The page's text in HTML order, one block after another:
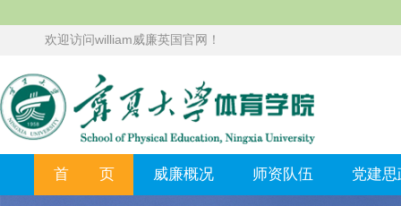
欢迎访问william威廉英国官网！
首 页 威廉概况 师资队伍 党建思